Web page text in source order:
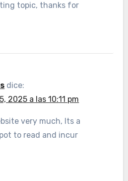
topic, thanks for
dice:
2025 a las 10:11 pm
very much, Its a
to read and incur